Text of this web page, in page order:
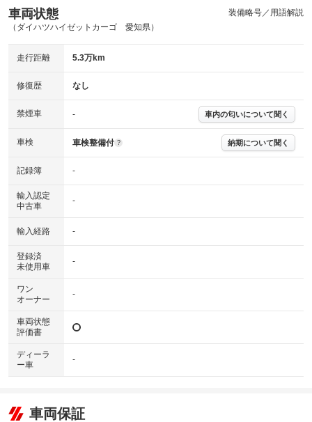
ABS その他
※グー故障診断は保証サービスではございません。購入時は必ず現車をご
※実際にお渡しする故障診断書につきましては、形式および表示項目が異
※グー故障診断書はあくまでも実施時点での診断結果となります。将来に
わたり車両状態を担保するものではありませんので、車両情報等の詳細は
車両状態
（ダイハツハイゼットカーゴ 愛知県）
装備略号／用語解説
走行距離 5.3万km
修復歴 なし
禁煙車 - 車内の匂いについて聞く
車検 車検整備付 ? 納期について聞く
記録簿 -
輸入認定
中古車
-
輸入経路 -
登録済
未使用車
-
ワン
オーナー
-
車両状態
評価書
ディーラ
ー車
-
車両保証